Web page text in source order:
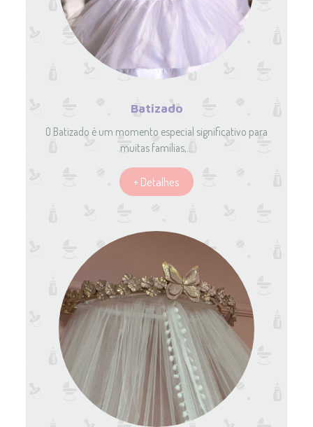
Batizado
O Batizado é um momento especial significativo para
muitas famílias,…
+ Detalhes